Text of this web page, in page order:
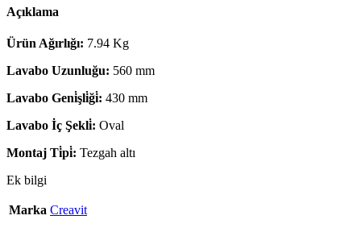
Açıklama
Ürün Ağırlığı: 7.94 Kg
Lavabo Uzunluğu: 560 mm
Lavabo Geni̇şli̇ği̇: 430 mm
Lavabo İç Şekli̇: Oval
Montaj Ti̇pi̇: Tezgah altı
Ek bilgi
Marka Creavit